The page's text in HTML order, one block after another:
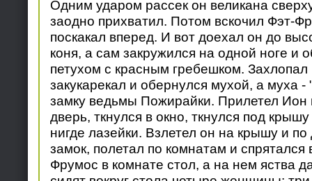
Одним ударом рассек он великана
заодно прихватил. Потом вскочил Фэт-
поскакал вперед. И вот доехал он до
коня, а сам закружился на одной ноге и
петухом с красным гребешком. Захлопал
закукарекал и обернулся мухой, а муха
замку ведьмы Пожирайки. Прилетел Ион
дверь, ткнулся в окно, ткнулся под
нигде лазейки. Взлетел он на крышу и
замок, полетал по комнатам и спрятался
Фрумос в комнате стол, а на нем яства